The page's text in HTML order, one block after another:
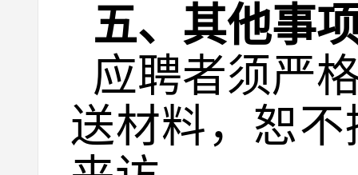
五、其他事
应聘者须严
送材料，恕